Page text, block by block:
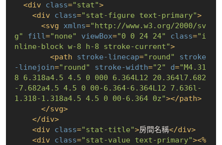
<div class="stat">
<div class="stat-figure text-primary">
<svg xmlns="http://www.w3.org/2000/sv
g"
fill="none" viewBox="0 0 24 24" class="i
nline-block w-8 h-8 stroke-current">
<path stroke-linecap="round"
stroke
-linejoin="round" stroke-width="2" d="M4.31
8 6.318a4.5 4.5 0 000 6.364L12 20.364l7.682
-7.682a4.5 4.5 0 00-6.364-6.364L12 7.636l-
1.318-1.318a4.5 4.5 0 00-6.364 0z"></path>
</svg>
</div>
<div class="stat-title">房間名稱</div>
<div class="stat-value text-primary"><%